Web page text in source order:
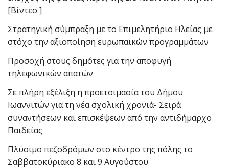
[Βίντεο ]
Στρατηγική σύμπραξη με το Επιμελητήριο Ηλείας με
στόχο την αξιοποίηση ευρωπαϊκών προγραμμάτων
Προσοχή στους δημότες για την αποφυγή
τηλεφωνικών απατών
Σε πλήρη εξέλιξη η προετοιμασία του Δήμου
Ιωαννιτών για τη νέα σχολική χρονιά- Σειρά
συναντήσεων και επισκέψεων από την αντιδήμαρχο
Παιδείας
Πλύσιμο πεζοδρόμων στο κέντρο της πόλης το
Σαββατοκύριακο 8 και 9 Αυγούστου